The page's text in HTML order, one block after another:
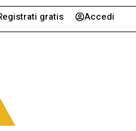
gratis Accedi